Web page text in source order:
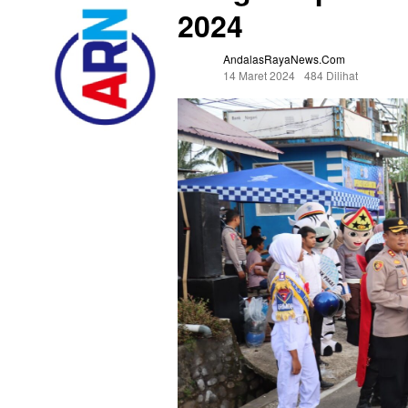
2024
AndalasRayaNews.com
14 Maret 2024 484 Dilihat